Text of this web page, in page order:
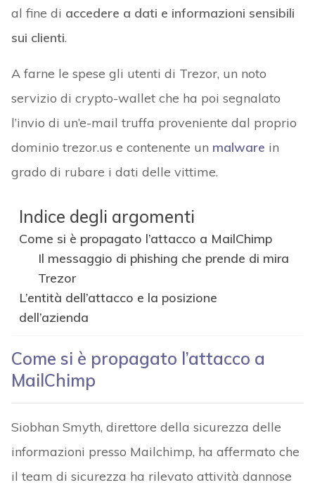
al fine di accedere a dati e informazioni sensibili
sui clienti.
A farne le spese gli utenti di Trezor, un noto
servizio di crypto-wallet che ha poi segnalato
l’invio di un’e-mail truffa proveniente dal proprio
dominio trezor.us e contenente un malware in
grado di rubare i dati delle vittime.
Indice degli argomenti
Come si è propagato l’attacco a MailChimp
Il messaggio di phishing che prende di mira
Trezor
L’entità dell’attacco e la posizione
dell’azienda
Come si è propagato l’attacco a
MailChimp
Siobhan Smyth, direttore della sicurezza delle
informazioni presso Mailchimp, ha affermato che
il team di sicurezza ha rilevato attività dannose